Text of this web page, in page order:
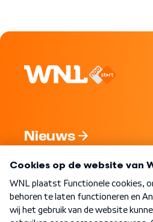
Nieuws
Nieuwsbrief
Word Lid